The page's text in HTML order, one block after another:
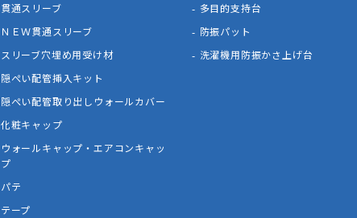
貫通スリーブ
ＮＥＷ貫通スリーブ
スリーブ穴埋め用受け材
隠ぺい配管挿入キット
隠ぺい配管取り出しウォールカバー
化粧キャップ
ウォールキャップ・エアコンキャッ
プ
パテ
テープ
多目的支持台
防振パット
洗濯機用防振かさ上げ台